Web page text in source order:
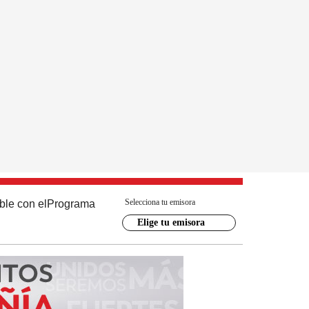
con el Programa Selecciona tu emisora
Elige tu emisora